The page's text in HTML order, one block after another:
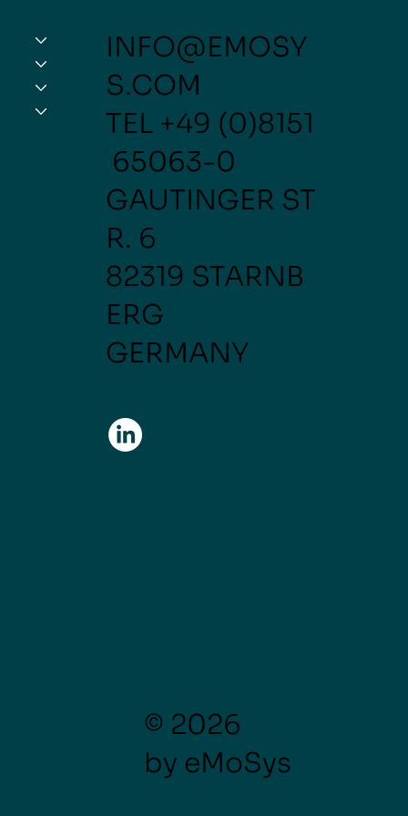
© 2026
by eMoSys
INFO@EMOSY
S.COM
TEL +49 (0)8151
65063-0
GAUTINGER ST
R. 6
82319 STARNB
ERG
GERMANY